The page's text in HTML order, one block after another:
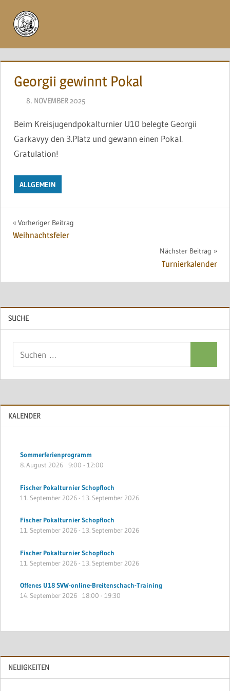
Inhalt
springen
Georgii gewinnt Pokal
8. NOVEMBER 2025
Beim Kreisjugendpokalturnier U10 belegte Georgii
Garkavyy den 3.Platz und gewann einen Pokal.
Gratulation!
ALLGEMEIN
Beitragsnavigation
Vorheriger Beitrag
Weihnachtsfeier
Nächster Beitrag
Turnierkalender
SUCHE
KALENDER
Sommerferienprogramm
8. August 2026 9:00 - 12:00
Fischer Pokalturnier Schopfloch
11. September 2026- 13. September 2026
Fischer Pokalturnier Schopfloch
11. September 2026- 13. September 2026
Fischer Pokalturnier Schopfloch
11. September 2026- 13. September 2026
Offenes U18 SVW-online-Breitenschach-Training
14. September 2026 18:00 - 19:30
NEUIGKEITEN